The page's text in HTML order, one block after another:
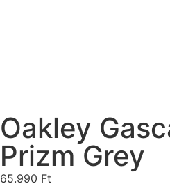
Oakley
Prizm Grey
65.990 Ft